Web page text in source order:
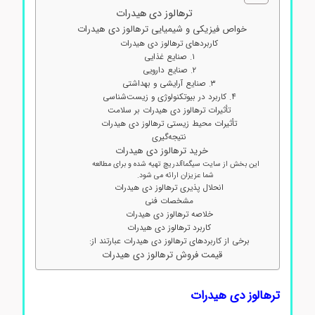
ترهالوز دی هیدرات
خواص فیزیکی و شیمیایی ترهالوز دی هیدرات
کاربردهای ترهالوز دی هیدرات
تأثیرات ترهالوز دی هیدرات بر سلامت
تأثیرات محیط‌ زیستی ترهالوز دی هیدرات
نتیجه‌گیری
خرید ترهالوز دی هیدرات
این بخش از سایت سیگماآلدریچ تهیه شده و برای مطالعه
شما عزیزان ارائه می شود.
انحلال پذیری ترهالوز دی هیدرات
مشخصات فنی
خلاصه ترهالوز دی هیدرات
کاربرد ترهالوز دی هیدرات
برخی از کاربردهای ترهالوز دی هیدرات عبارتند از:
قیمت فروش ترهالوز دی هیدرات
ترهالوز دی هیدرات